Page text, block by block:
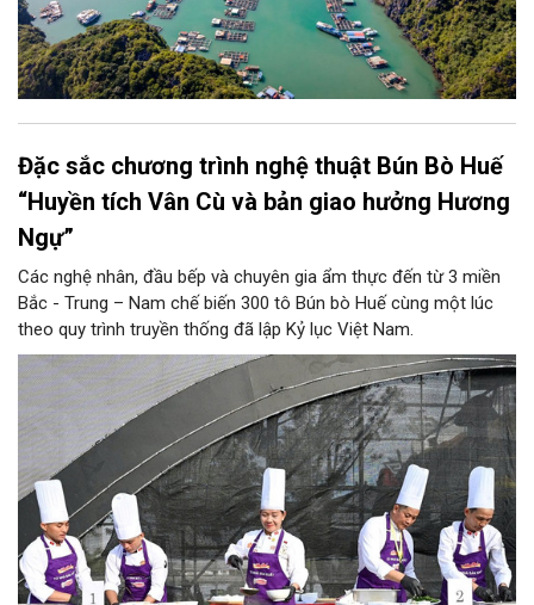
Đặc sắc chương trình nghệ thuật Bún Bò Huế
“Huyền tích Vân Cù và bản giao hưởng Hương
Ngự”
Các nghệ nhân, đầu bếp và chuyên gia ẩm thực đến từ 3 miền
Bắc - Trung – Nam chế biến 300 tô Bún bò Huế cùng một lúc
theo quy trình truyền thống đã lập Kỷ lục Việt Nam.